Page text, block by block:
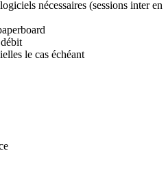
nécessaires (sessions inter en
le cas échéant